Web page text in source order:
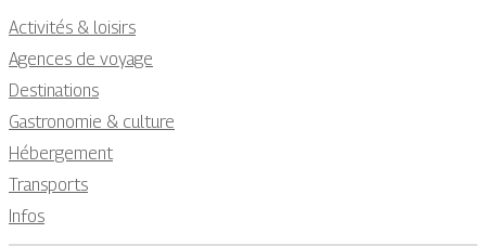
Activités & loisirs
Agences de voyage
Destinations
Gastronomie & culture
Hébergement
Transports
Infos